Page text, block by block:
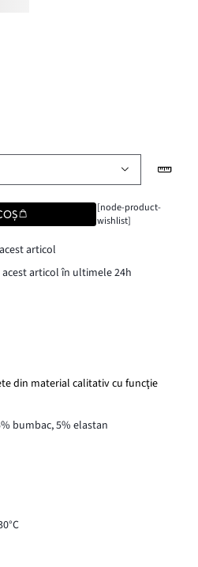
[node-product-
wishlist]
articol
articol în ultimele 24h
din material calitativ cu funcţie
bumbac, 5% elastan